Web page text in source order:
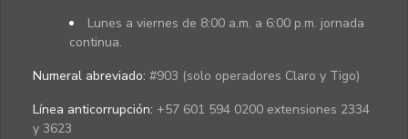
Lunes a viernes de 8:00 a.m. a 6:00 p.m. jornada
continua.
Numeral abreviado: #903 (solo operadores Claro y Tigo)
Línea anticorrupción: +57 601 594 0200 extensiones 2334
y 3623